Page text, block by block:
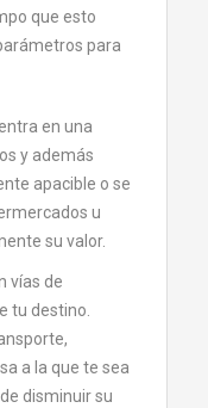
que esto
para
en una
y además
apacible o se
u
su valor.
vías de
tu destino.
a la que te sea
disminuir su